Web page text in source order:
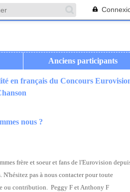
Anciens participants
en français du Concours
nous ?
frère et soeur et fans de l'Eurovision
N'hésitez pas à nous contacter pour toute
ou contribution. Peggy F et Anthony F